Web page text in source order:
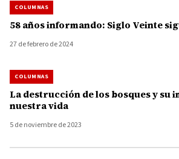
COLUMNAS
58 años informando: Siglo Veinte
27 de febrero de 2024
COLUMNAS
La destrucción de los bosques y su
nuestra vida
5 de noviembre de 2023